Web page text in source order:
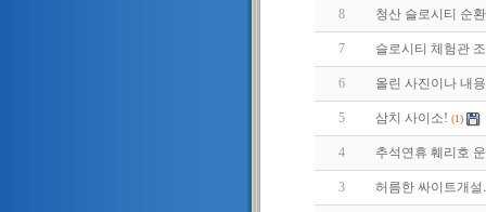
8 청산 슬로시티 순
7 슬로시티 체험관
6 올린 사진이나 내
5 삼치 사이소! (1)
4 추석연휴 훼리호
3 허름한 싸이트개설.